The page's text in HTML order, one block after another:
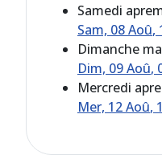
Samedi
Sam, 08 Aoû,
Dimanche
Dim, 09 Aoû,
Mercredi
Mer, 12 Aoû,